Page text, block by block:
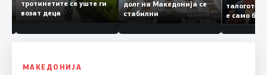
и
тротинетите се уште ги
возат деца
долг на Македонија се
стабилни
е само
копија
Заев
МАКЕДОНИЈА